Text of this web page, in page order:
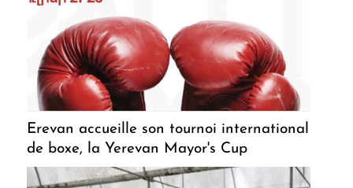
Erevan accueille son tournoi international
de boxe, la Yerevan Mayor's Cup